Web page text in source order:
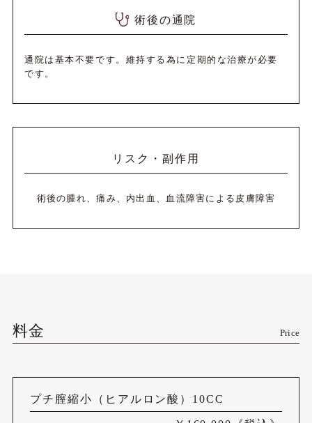
術後の通院
通院は基本不要です。維持する為に定期的な治療が必要
です。
リスク・副作用
術後の腫れ、痛み、内出血、血流障害による皮膚障害
料金 Price
プチ膣縮小（ヒアルロン酸）10CC